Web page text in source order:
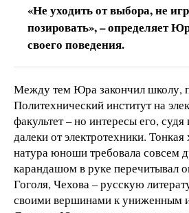
«Не уходить от выбора, не
позировать», – определяет
своего поведения.
Между тем Юра закончил школу,
Политехнический институт на
факультет – но интересы его,
далеки от электротехники.
натура юноши требовала совсем
карандашом в руке перечитывал
Гоголя, Чехова – русскую
своими вершинами к униженным